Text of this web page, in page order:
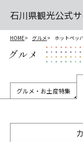
石川県観光公式
HOME グルメ ホットペッ
グルメ
グルメ・お土産特集